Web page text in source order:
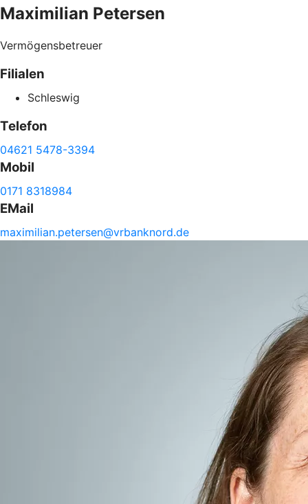
Maximilian Petersen
Vermögensbetreuer
Filialen
Schleswig
Telefon
04621 5478-3394
Mobil
0171 8318984
EMail
maximilian.petersen@vrbanknord.de